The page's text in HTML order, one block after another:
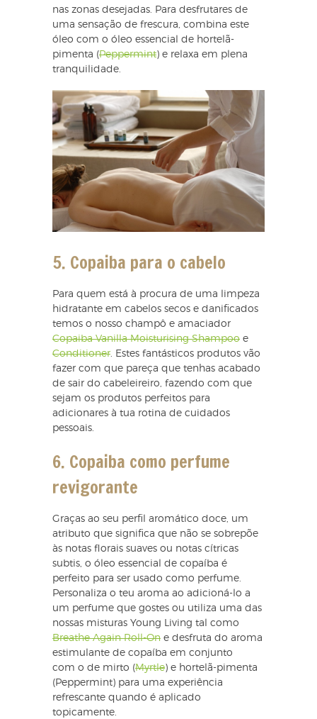
nas zonas desejadas. Para desfrutares de
uma sensação de frescura, combina este
óleo com o óleo essencial de hortelã-
pimenta (Peppermint) e relaxa em plena
tranquilidade.
5. Copaiba para o cabelo
Para quem está à procura de uma limpeza
hidratante em cabelos secos e danificados
temos o nosso champô e amaciador
Copaiba Vanilla Moisturising Shampoo e
Conditioner. Estes fantásticos produtos vão
fazer com que pareça que tenhas acabado
de sair do cabeleireiro, fazendo com que
sejam os produtos perfeitos para
adicionares à tua rotina de cuidados
pessoais.
6. Copaiba como perfume
revigorante
Graças ao seu perfil aromático doce, um
atributo que significa que não se sobrepõe
às notas florais suaves ou notas cítricas
subtis, o óleo essencial de copaíba é
perfeito para ser usado como perfume.
Personaliza o teu aroma ao adicioná-lo a
um perfume que gostes ou utiliza uma das
nossas misturas Young Living tal como
Breathe Again Roll-On e desfruta do aroma
estimulante de copaíba em conjunto
com o de mirto (Myrtle) e hortelã-pimenta
(Peppermint) para uma experiência
refrescante quando é aplicado
topicamente.